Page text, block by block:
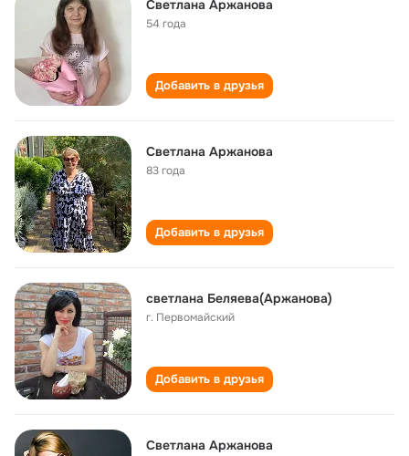
Светлана Аржанова
54 года
Добавить в друзья
Светлана Аржанова
83 года
Добавить в друзья
светлана Беляева(Аржанова)
г. Первомайский
Добавить в друзья
Светлана Аржанова